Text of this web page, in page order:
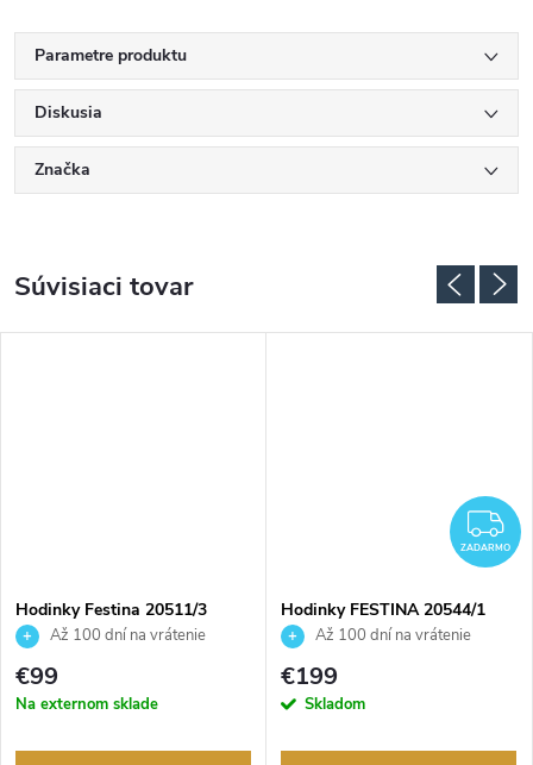
Parametre produktu
Diskusia
Značka
Súvisiaci tovar
Hodinky Festina 20511/3
Až 100 dní na vrátenie
tovaru. Autorizovaný predajca.
€99
Na externom sklade
ZADARMO
Hodinky FESTINA 20544/1
Až 100 dní na vrátenie
tovaru. Autorizovaný predajca.
€199
Skladom